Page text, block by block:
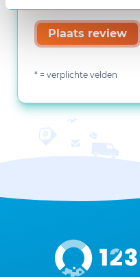
Plaats review
* = verplichte velden